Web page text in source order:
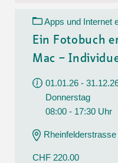
Apps und Internet
Ein Fotobuch
Mac –
01.01.26 -
Donnerstag
08:00 - 17:30 Uhr
CHF 220.00